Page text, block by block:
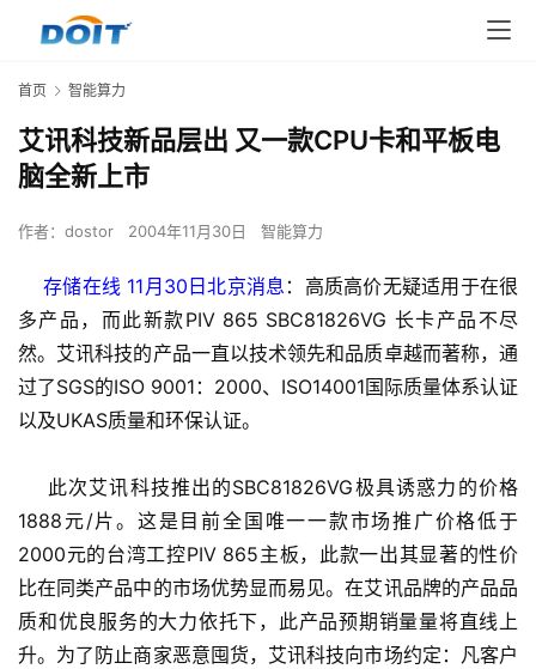
首页 智能算力
艾讯科技新品层出 又一款CPU卡和平板电
脑全新上市
作者： dostor 2004年11月30日 智能算力
存储在线 11月30日北京消息 ：高质高价无疑适用于在很
多产品，而此新款PIV 865 SBC81826VG 长卡产品不尽
然。艾讯科技的产品一直以技术领先和品质卓越而著称，通
过了SGS的ISO 9001：2000、ISO14001国际质量体系认证
以及UKAS质量和环保认证。
此次艾讯科技推出的SBC81826VG极具诱惑力的价格
1888元/片。这是目前全国唯一一款市场推广价格低于
2000元的台湾工控PIV 865主板，此款一出其显著的性价
比在同类产品中的市场优势显而易见。在艾讯品牌的产品品
质和优良服务的大力依托下，此产品预期销量量将直线上
升。为了防止商家恶意囤货，艾讯科技向市场约定：凡客户